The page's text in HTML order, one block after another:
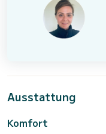
Ausstattung
Komfort